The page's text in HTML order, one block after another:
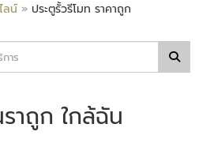
ลน์ » ประตูรั้วรีโมท ราคาถูก
าถูก ใกล้ฉัน